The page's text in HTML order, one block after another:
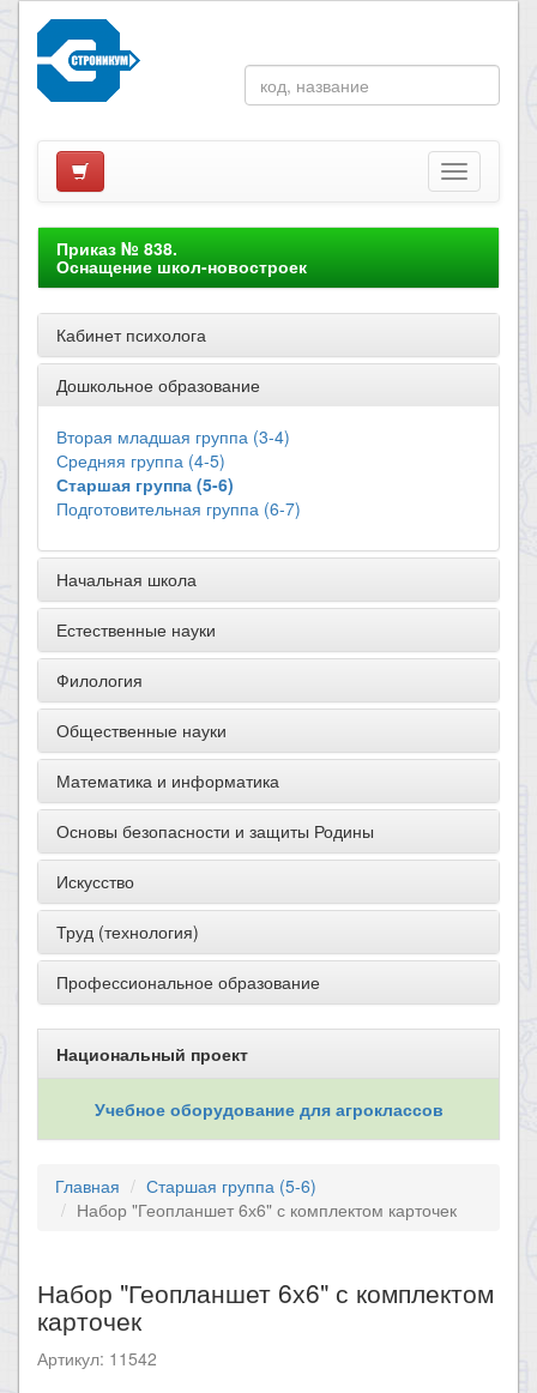
Приказ № 838.
Оснащение школ-новостроек
Кабинет психолога
Дошкольное образование
Вторая младшая группа (3-4)
Средняя группа (4-5)
Старшая группа (5-6)
Подготовительная группа (6-7)
Начальная школа
Естественные науки
Филология
Общественные науки
Математика и информатика
Основы безопасности и защиты Родины
Искусство
Труд (технология)
Профессиональное образование
Национальный проект
Учебное оборудование для агроклассов
Главная
Старшая группа (5-6)
Набор "Геопланшет 6х6" с комплектом карточек
Набор "Геопланшет 6х6" с комплектом
карточек
Артикул: 11542